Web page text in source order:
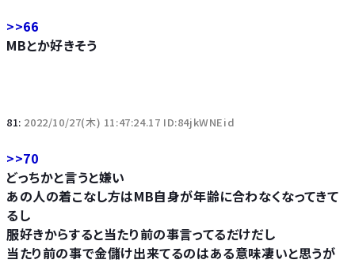
>>66
MBとか好きそう
81: 2022/10/27(木) 11:47:24.17 ID:84jkWNEid
>>70
どっちかと言うと嫌い
あの人の着こなし方はMB自身が年齢に合わなくなってきて
るし
服好きからすると当たり前の事言ってるだけだし
当たり前の事で金儲け出来てるのはある意味凄いと思うが